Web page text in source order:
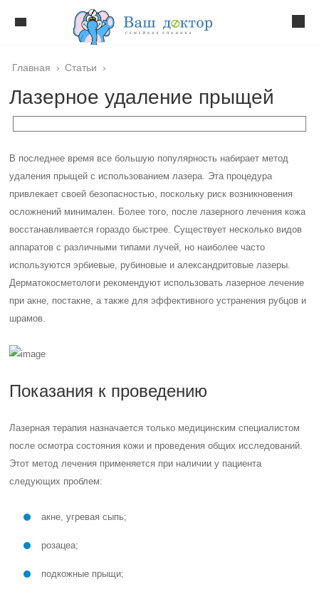
Главная › Статьи ›
Лазерное удаление прыщей
В последнее время все большую популярность набирает метод
удаления прыщей с использованием лазера. Эта процедура
привлекает своей безопасностью, поскольку риск возникновения
осложнений минимален. Более того, после лазерного лечения кожа
восстанавливается гораздо быстрее. Существует несколько видов
аппаратов с различными типами лучей, но наиболее часто
используются эрбиевые, рубиновые и александритовые лазеры.
Дерматокосметологи рекомендуют использовать лазерное лечение
при акне, постакне, а также для эффективного устранения рубцов и
шрамов.
Показания к проведению
Лазерная терапия назначается только медицинским специалистом
после осмотра состояния кожи и проведения общих исследований.
Этот метод лечения применяется при наличии у пациента
следующих проблем:
акне, угревая сыпь;
розацеа;
подкожные прыщи;